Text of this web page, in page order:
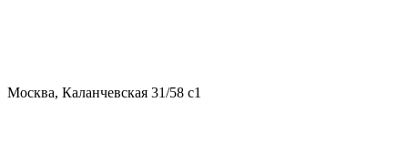
Москва, Каланчевская 31/58 с1